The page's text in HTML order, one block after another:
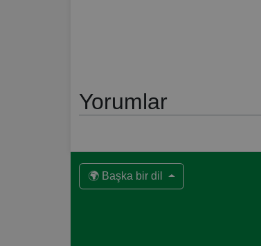
Yorumlar
🌍 Başka bir dil